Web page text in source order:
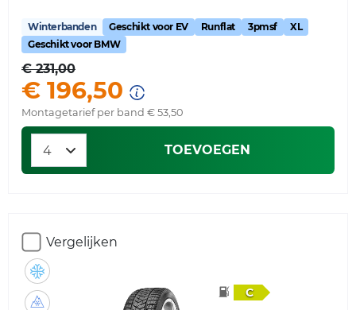
Winterbanden Geschikt voor EV Runflat 3pmsf
XL
Geschikt voor BMW
€ 231,00
€ 196,50
Montagetarief per band € 53,50
TOEVOEGEN
Vergelijken
C